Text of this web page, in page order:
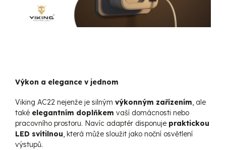
Výkon a elegance v jednom
Viking AC22 nejenže je silným výkonným zařízením, ale
také elegantním doplňkem vaší domácnosti nebo
pracovního prostoru. Navíc adaptér disponuje praktickou
LED svítilnou, která může sloužit jako noční osvětlení
výstupů.